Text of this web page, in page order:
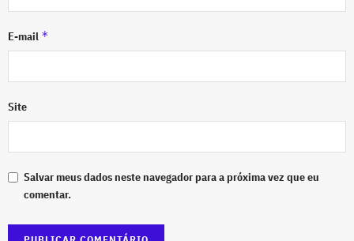
E-mail *
Site
Salvar meus dados neste navegador para a próxima vez que eu
comentar.